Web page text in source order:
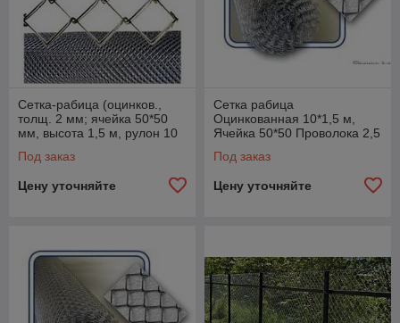
Сетка-рабица (оцинков.,
толщ. 2 мм; ячейка 50*50
мм, высота 1,5 м, рулон 10
Под заказ
Цену уточняйте
Сетка рабица
Оцинкованная 10*1,5 м,
Ячейка 50*50 Проволока 2,5
Под заказ
Цену уточняйте